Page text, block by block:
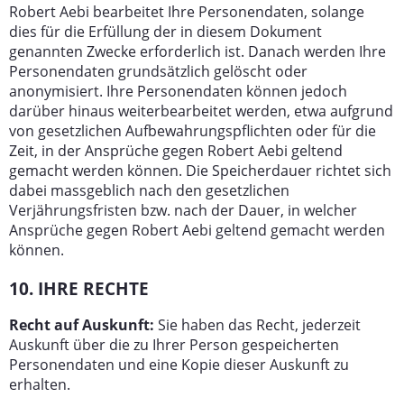
Robert Aebi bearbeitet Ihre Personendaten, solange
dies für die Erfüllung der in diesem Dokument
genannten Zwecke erforderlich ist. Danach werden Ihre
Personendaten grundsätzlich gelöscht oder
anonymisiert. Ihre Personendaten können jedoch
darüber hinaus weiterbearbeitet werden, etwa aufgrund
von gesetzlichen Aufbewahrungspflichten oder für die
Zeit, in der Ansprüche gegen Robert Aebi geltend
gemacht werden können. Die Speicherdauer richtet sich
dabei massgeblich nach den gesetzlichen
Verjährungsfristen bzw. nach der Dauer, in welcher
Ansprüche gegen Robert Aebi geltend gemacht werden
können.
10. IHRE RECHTE
Recht auf Auskunft: Sie haben das Recht, jederzeit
Auskunft über die zu Ihrer Person gespeicherten
Personendaten und eine Kopie dieser Auskunft zu
erhalten.